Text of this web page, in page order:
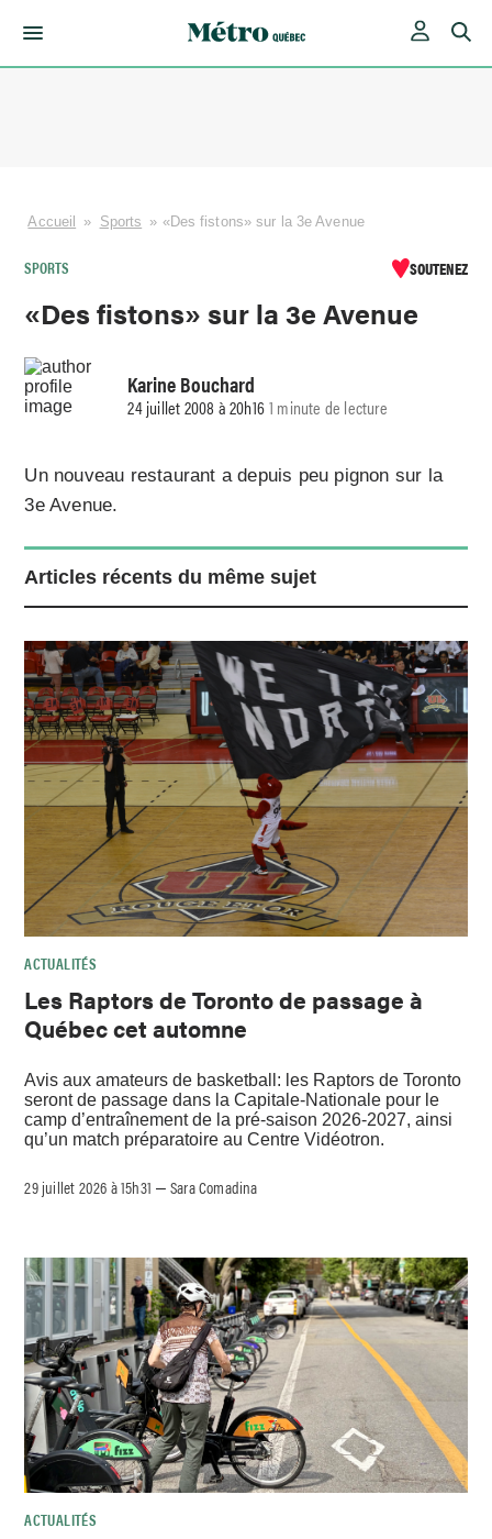
Accueil » Sports » «Des fistons» sur la 3e Avenue
SPORTS SOUTENEZ
«Des fistons» sur la 3e Avenue
Karine Bouchard
24 juillet 2008 à 20h161 minute de lecture
Un nouveau restaurant a depuis peu pignon sur la
3e Avenue.
Articles récents du même sujet
ACTUALITÉS
Les Raptors de Toronto de passage à
Québec cet automne
Avis aux amateurs de basketball: les Raptors de Toronto
seront de passage dans la Capitale-Nationale pour le
camp d’entraînement de la pré-saison 2026-2027, ainsi
qu’un match préparatoire au Centre Vidéotron.
29 juillet 2026 à 15h31 –Sara Comadina
ACTUALITÉS